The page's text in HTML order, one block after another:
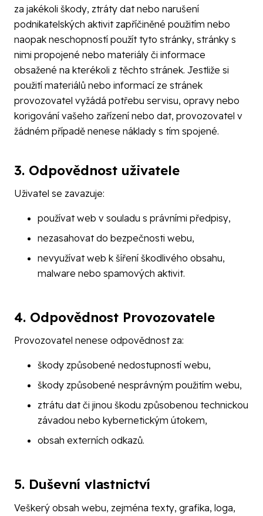
za jakékoli škody, ztráty dat nebo narušení
podnikatelských aktivit zapříčiněné použitím nebo
naopak neschopností použít tyto stránky, stránky s
nimi propojené nebo materiály či informace
obsažené na kterékoli z těchto stránek. Jestliže si
použití materiálů nebo informací ze stránek
provozovatel vyžádá potřebu servisu, opravy nebo
korigování vašeho zařízení nebo dat, provozovatel v
žádném případě nenese náklady s tím spojené.
3. Odpovědnost uživatele
Uživatel se zavazuje:
používat web v souladu s právními předpisy,
nezasahovat do bezpečnosti webu,
nevyužívat web k šíření škodlivého obsahu,
malware nebo spamových aktivit.
4. Odpovědnost Provozovatele
Provozovatel nenese odpovědnost za:
škody způsobené nedostupností webu,
škody způsobené nesprávným použitím webu,
ztrátu dat či jinou škodu způsobenou technickou
závadou nebo kybernetickým útokem,
obsah externích odkazů.
5. Duševní vlastnictví
Veškerý obsah webu, zejména texty, grafika, loga,